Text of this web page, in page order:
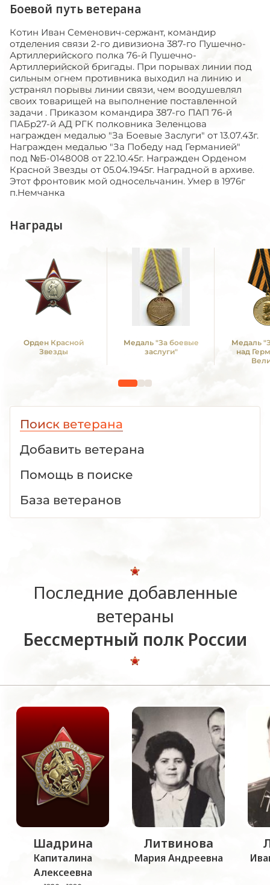
Боевой путь ветерана
Котин Иван Семенович-сержант, командир
отделения связи 2-го дивизиона 387-го Пушечно-
Артиллерийского полка 76-й Пушечно-
Артиллерийской бригады. При порывах линии под
сильным огнем противника выходил на линию и
устранял порывы линии связи, чем воодушевлял
своих товарищей на выполнение поставленной
задачи . Приказом командира 387-го ПАП 76-й
ПАБр27-й АД РГК полковника Зеленцова
награжден медалью "За Боевые Заслуги" от 13.07.43г.
Награжден медалью "За Победу над Германией"
под №Б-0148008 от 22.10.45г. Награжден Орденом
Красной Звезды от 05.04.1945г. Наградной в архиве.
Этот фронтовик мой односельчанин. Умер в 1976г
п.Немчанка
Награды
Орден Красной
Звезды
Медаль "За боевые
заслуги"
Медаль
над
Поиск ветерана
Добавить ветерана
Помощь в поиске
База ветеранов
Последние добавленные
ветераны
Бессмертный полк России
Шадрина
Капиталина
Алексеевна
Литвинова
Мария Андреевна